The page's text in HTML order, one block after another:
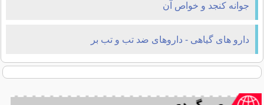
جوانه کنجد و خواص آن
دارو های گیاهی - داروهای ضد تب و تب بر